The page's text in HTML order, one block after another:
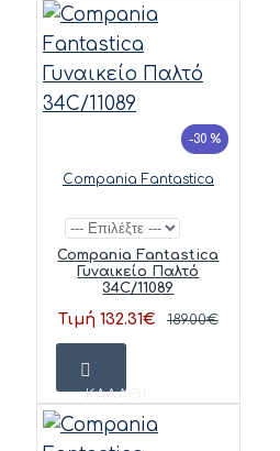
-30 %
Compania Fantastica
Compania Fantastica
Γυναικείο Παλτό
34C/11089
Τιμή 132.31€ 189.00€
ΚΑΛΆΘΙ